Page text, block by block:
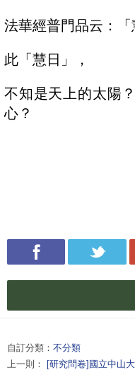
法華經普門品云：「
此「慧日」，
不知是天上的太陽
心？
自訂分類： 不分類
上一則：
[研究問卷]國立中山